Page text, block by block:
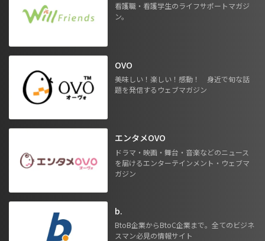
看護職・看護学生のライフサポートマガジ
ン。
OVO
美味しい！楽しい！感動！ 身近で旬な話
題を発信するウェブマガジン
エンタメOVO
ドラマ・映画・舞台・音楽などのニュース
を届けるエンターテインメント・ウェブマ
ガジン
b.
BtoB企業からBtoC企業まで。全てのビジネ
スマン必見の情報サイト